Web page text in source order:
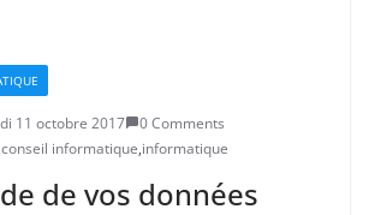
11 octobre 2017
0 Comments
conseil informatique,informatique
de vos données